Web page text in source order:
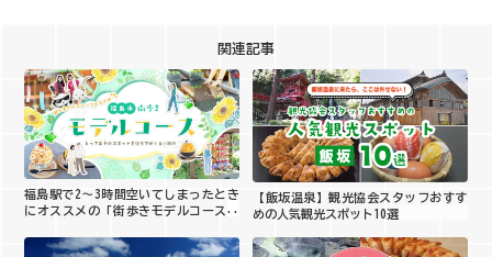
関連記事
福島駅で2〜3時間空いてしまったとき
にオススメの「街歩きモデルコース」
【飯坂温泉】観光協会スタッフおすす
めの人気観光スポット10選